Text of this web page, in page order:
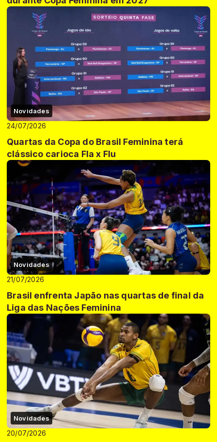
Novidades
24/07/2026
Quartas da Copa do Brasil Feminina terá
clássico carioca Fla x Flu
Novidades
21/07/2026
Brasil enfrenta Japão nas quartas de final da
Liga das Nações Feminina
Novidades
20/07/2026